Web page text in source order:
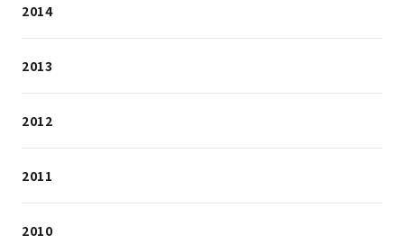
2014
2013
2012
2011
2010